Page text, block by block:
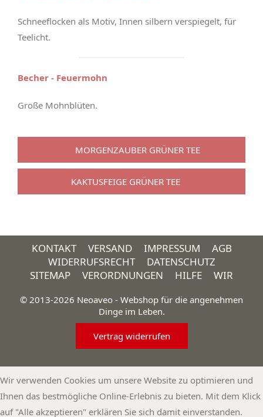
Schneeflocken als Motiv, Innen silbern verspiegelt, für
Teelicht.
Becher - Feuermohn
Große Mohnblüten.
MORGENZAUBER GRÜNER TEE
KAKTUSFEIGE GRÜNER TEE
KONTAKT VERSAND IMPRESSUM
AGB
WIDERRUFSRECHT
DATENSCHUTZ
SITEMAP
VERORDNUNGEN HILFE WIR
© 2013-2026 Neoaveo - Webshop für die angenehmen
Dinge im Leben.
Vertrag widerrufen
Wir verwenden Cookies um unsere Website zu optimieren und
Ihnen das bestmögliche Online-Erlebnis zu bieten. Mit dem Klick
auf "Alle akzeptieren" erklären Sie sich damit einverstanden.